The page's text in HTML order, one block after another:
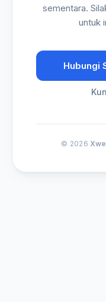
sementara.
untuk
Hubungi
© 2026